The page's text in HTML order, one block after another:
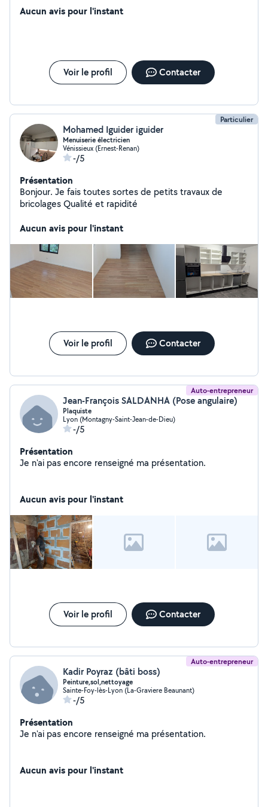
éclairage etc entretien maison aussi
Aucun avis pour l'instant
Voir le profil Contacter
Particulier
Mohamed Iguider iguider
Menuiserie électricien
Vénissieux (Ernest-Renan)
-/5
Présentation
Bonjour. Je fais toutes sortes de petits travaux de
bricolages Qualité et rapidité
Aucun avis pour l'instant
Voir le profil Contacter
Auto-entrepreneur
Jean-François SALDANHA (Pose angulaire)
Plaquiste
Lyon (Montagny-Saint-Jean-de-Dieu)
-/5
Présentation
Je n'ai pas encore renseigné ma présentation.
Aucun avis pour l'instant
Voir le profil Contacter
Auto-entrepreneur
Kadir Poyraz (bâti boss)
Peinture,sol,nettoyage
Sainte-Foy-lès-Lyon (La-Graviere Beaunant)
-/5
Présentation
Je n'ai pas encore renseigné ma présentation.
Aucun avis pour l'instant